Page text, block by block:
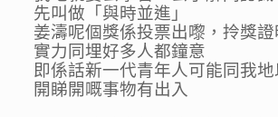
先叫做「與時並進」
姜濤呢個獎係投票出嚟，拎獎
實力同埋好多人都鐘意
即係話新一代青年人可能同我
開睇開嘅事物有出入